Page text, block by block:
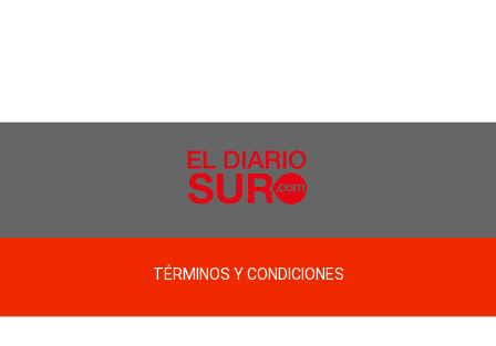
TÉRMINOS Y CONDICIONES